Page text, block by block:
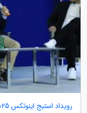
رویداد استیج اینوتکس 2025